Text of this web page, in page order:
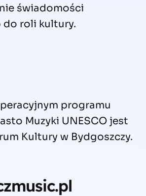
świadomości
do roli kultury.
programu
Muzyki UNESCO jest
Kultury w Bydgoszczy.